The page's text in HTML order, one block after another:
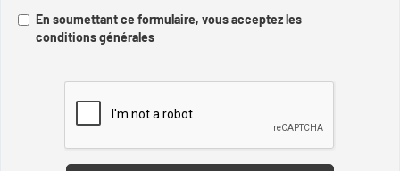
En soumettant ce formulaire, vous acceptez les
conditions générales